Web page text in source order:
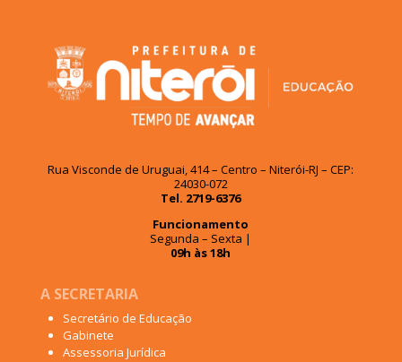
Rua Visconde de Uruguai, 414 – Centro – Niterói-RJ – CEP:
24030-072
Tel. 2719-6376
Funcionamento
Segunda – Sexta |
09h às 18h
A SECRETARIA
Secretário de Educação
Gabinete
Assessoria Jurídica